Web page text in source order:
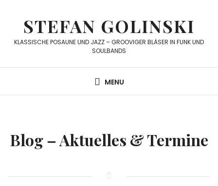
contentSTEFAN GOLINSKI
KLASSISCHE POSAUNE UND JAZZ – GROOVIGER BLÄSER IN FUNK UND
SOULBANDS
MENU
Blog – Aktuelles & Termine